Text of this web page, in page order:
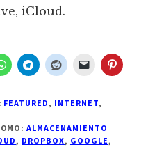
iCloud.
FEATURED, INTERNET,
ALMACENAMIENTO
, DROPBOX, GOOGLE,